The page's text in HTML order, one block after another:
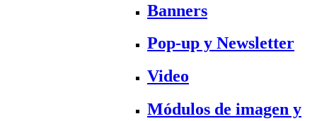
Banners
Pop-up y Newsletter
Video
Módulos de imagen y